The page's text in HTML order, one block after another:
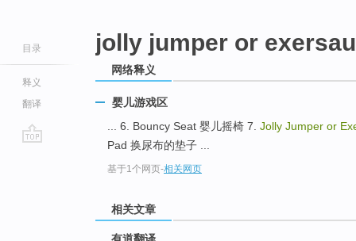
目录
释义
翻译
jolly jumper or
网络释义
婴儿游戏区
... 6. Bouncy Seat 婴儿摇椅 7. Jolly Jumper or
Pad 换尿布的垫子 ...
基于1个网页-相关网页
相关文章